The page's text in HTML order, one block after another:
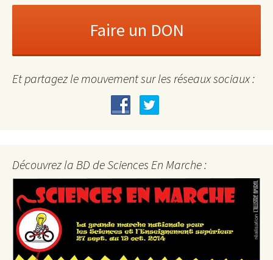
Et partagez le mouvement sur les réseaux sociaux :
Découvrez la BD de Sciences En Marche :